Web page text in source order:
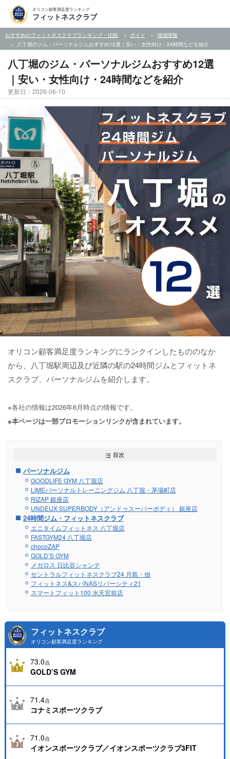
オリコン顧客満足度ランキング
フィットネスクラブ
おすすめのフィットネスクラブランキング・比較 ガイド
地域情報
八丁堀のジム・パーソナルジムおすすめ12選｜安い・女性向け・24時間などを紹介
八丁堀のジム・パーソナルジムおすすめ12選
｜安い・女性向け・24時間などを紹介
更新日：2026-06-10
オリコン顧客満足度ランキングにランクインしたもののなか
から、八丁堀駅周辺及び近隣の駅の24時間ジムとフィットネ
スクラブ、パーソナルジムを紹介します。
※各社の情報は2026年6月時点の情報です。
※本ページは一部プロモーションリンクが含まれています。
目次
パーソナルジム
GOODLIFE GYM 八丁堀店
LiMEパーソナルトレーニングジム 八丁堀・茅場町店
RIZAP 銀座店
UNDEUX SUPERBODY（アンドゥスーパーボディ） 銀座店
24時間ジム・フィットネスクラブ
エニタイムフィットネス 八丁堀店
FASTGYM24 八丁堀店
chocoZAP
GOLD’S GYM
メガロス 日比谷シャンテ
セントラルフィットネスクラブ24 月島・佃
フィットネス&スパNASリバーシティ21
スマートフィット100 水天宮前店
フィットネスクラブ
オリコン顧客満足度ランキング
73.0点
GOLD’S GYM
71.4点
コナミスポーツクラブ
71.0点
イオンスポーツクラブ／イオンスポーツクラブ3FIT